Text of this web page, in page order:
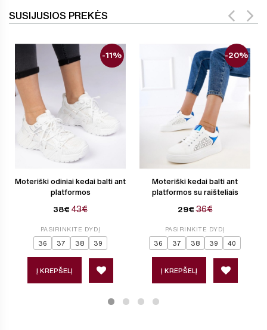
SUSIJUSIOS PREKĖS
Moteriški odiniai kedai balti ant
platformos
38€ 43€
-11%
PASIRINKITE DYDĮ
36 37 38 39
Į KREPŠELĮ
Moteriški kedai balti ant
platformos su raišteliais
29€ 36€
-20%
PASIRINKITE DYDĮ
36 37 38 39 40
Į KREPŠELĮ